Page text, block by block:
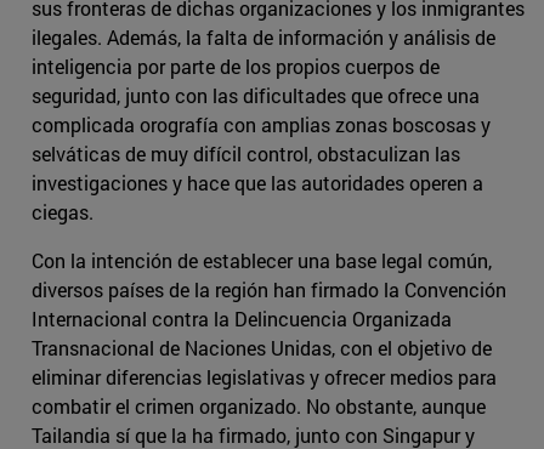
sus fronteras de dichas organizaciones y los inmigrantes
ilegales. Además, la falta de información y análisis de
inteligencia por parte de los propios cuerpos de
seguridad, junto con las dificultades que ofrece una
complicada orografía con amplias zonas boscosas y
selváticas de muy difícil control, obstaculizan las
investigaciones y hace que las autoridades operen a
ciegas.
Con la intención de establecer una base legal común,
diversos países de la región han firmado la Convención
Internacional contra la Delincuencia Organizada
Transnacional de Naciones Unidas, con el objetivo de
eliminar diferencias legislativas y ofrecer medios para
combatir el crimen organizado. No obstante, aunque
Tailandia sí que la ha firmado, junto con Singapur y